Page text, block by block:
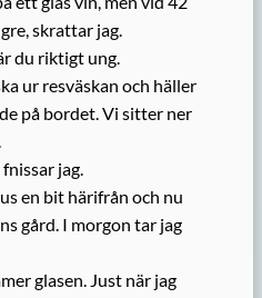
skrattar jag.
du riktigt ung.
ur resväskan och häller
på bordet. Vi sitter ner
jag.
en bit härifrån och nu
gård. I morgon tar jag
glasen. Just när jag